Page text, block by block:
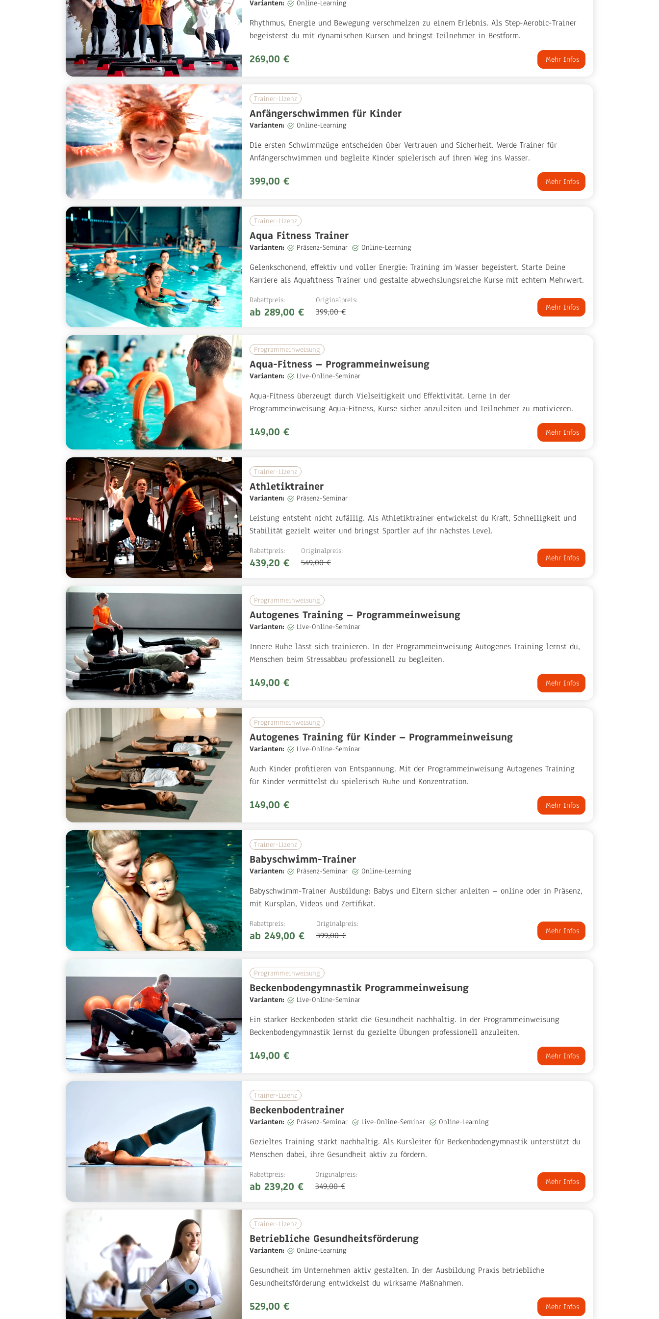
Varianten: Online-Learning
Rhythmus, Energie und Bewegung verschmelzen zu einem Erlebnis. Als Step-Aerobic-Trainer
begeisterst du mit dynamischen Kursen und bringst Teilnehmer in Bestform.
269,00 € Mehr Infos
Trainer-Lizenz
Anfängerschwimmen für Kinder
Varianten: Online-Learning
Die ersten Schwimmzüge entscheiden über Vertrauen und Sicherheit. Werde Trainer für
Anfängerschwimmen und begleite Kinder spielerisch auf ihren Weg ins Wasser.
399,00 € Mehr Infos
Trainer-Lizenz
Aqua Fitness Trainer
Varianten: Präsenz-Seminar Online-Learning
Gelenkschonend, effektiv und voller Energie: Training im Wasser begeistert. Starte Deine
Karriere als Aquafitness Trainer und gestalte abwechslungsreiche Kurse mit echtem Mehrwert.
Rabattpreis:
ab 289,00 €
Originalpreis:
399,00 € Mehr Infos
Programmeinweisung
Aqua-Fitness – Programmeinweisung
Varianten: Live-Online-Seminar
Aqua-Fitness überzeugt durch Vielseitigkeit und Effektivität. Lerne in der
Programmeinweisung Aqua-Fitness, Kurse sicher anzuleiten und Teilnehmer zu motivieren.
149,00 € Mehr Infos
Trainer-Lizenz
Athletiktrainer
Varianten: Präsenz-Seminar
Leistung entsteht nicht zufällig. Als Athletiktrainer entwickelst du Kraft, Schnelligkeit und
Stabilität gezielt weiter und bringst Sportler auf ihr nächstes Level.
Rabattpreis:
439,20 €
Originalpreis:
549,00 € Mehr Infos
Programmeinweisung
Autogenes Training – Programmeinweisung
Varianten: Live-Online-Seminar
Innere Ruhe lässt sich trainieren. In der Programmeinweisung Autogenes Training lernst du,
Menschen beim Stressabbau professionell zu begleiten.
149,00 € Mehr Infos
Programmeinweisung
Autogenes Training für Kinder – Programmeinweisung
Varianten: Live-Online-Seminar
Auch Kinder profitieren von Entspannung. Mit der Programmeinweisung Autogenes Training
für Kinder vermittelst du spielerisch Ruhe und Konzentration.
149,00 € Mehr Infos
Trainer-Lizenz
Babyschwimm-Trainer
Varianten: Präsenz-Seminar Online-Learning
Babyschwimm-Trainer Ausbildung: Babys und Eltern sicher anleiten – online oder in Präsenz,
mit Kursplan, Videos und Zertifikat.
Rabattpreis:
ab 249,00 €
Originalpreis:
399,00 € Mehr Infos
Programmeinweisung
Beckenbodengymnastik Programmeinweisung
Varianten: Live-Online-Seminar
Ein starker Beckenboden stärkt die Gesundheit nachhaltig. In der Programmeinweisung
Beckenbodengymnastik lernst du gezielte Übungen professionell anzuleiten.
149,00 € Mehr Infos
Trainer-Lizenz
Beckenbodentrainer
Varianten: Präsenz-Seminar Live-Online-Seminar Online-Learning
Gezieltes Training stärkt nachhaltig. Als Kursleiter für Beckenbodengymnastik unterstützt du
Menschen dabei, ihre Gesundheit aktiv zu fördern.
Rabattpreis:
ab 239,20 €
Originalpreis:
349,00 € Mehr Infos
Trainer-Lizenz
Betriebliche Gesundheitsförderung
Varianten: Online-Learning
Gesundheit im Unternehmen aktiv gestalten. In der Ausbildung Praxis betriebliche
Gesundheitsförderung entwickelst du wirksame Maßnahmen.
529,00 € Mehr Infos